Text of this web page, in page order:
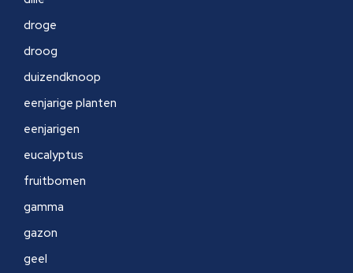
droge
droog
duizendknoop
eenjarige planten
eenjarigen
eucalyptus
fruitbomen
gamma
gazon
geel